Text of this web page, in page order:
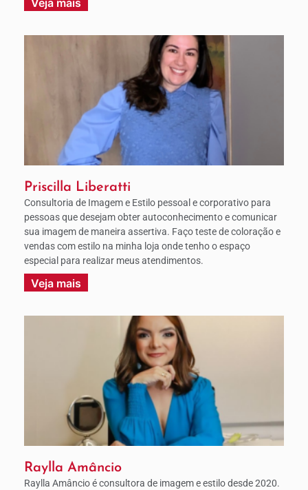
Veja mais
Priscilla Liberatti
Consultoria de Imagem e Estilo pessoal e corporativo para
pessoas que desejam obter autoconhecimento e comunicar
sua imagem de maneira assertiva. Faço teste de coloração e
vendas com estilo na minha loja onde tenho o espaço
especial para realizar meus atendimentos.
Veja mais
Raylla Amâncio
Raylla Amâncio é consultora de imagem e estilo desde 2020.